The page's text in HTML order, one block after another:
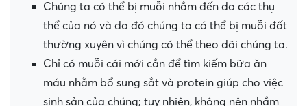
Chúng ta có thể bị muỗi nhắm đến do các thụ
thể của nó và do đó chúng ta có thể bị muỗi đốt
thường xuyên vì chúng có thể theo dõi chúng ta.
Chỉ có muỗi cái mới cắn để tìm kiếm bữa ăn
máu nhằm bổ sung sắt và protein giúp cho việc
sinh sản của chúng; tuy nhiên, không nên nhầm